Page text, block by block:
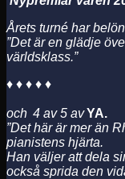
Årets turné har
”Det är en glädje
världsklass.”
♦ ♦ ♦ ♦ ♦
och 4 av 5 avYA.
”Det här är mer än
pianistens hjärta.
Han väljer att dela
också sprida den